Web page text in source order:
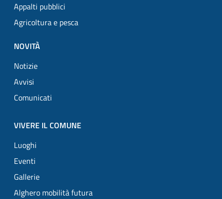
Appalti pubblici
Agricoltura e pesca
NOVITÀ
Notizie
Avvisi
Comunicati
VIVERE IL COMUNE
Luoghi
Eventi
Gallerie
Alghero mobilità futura